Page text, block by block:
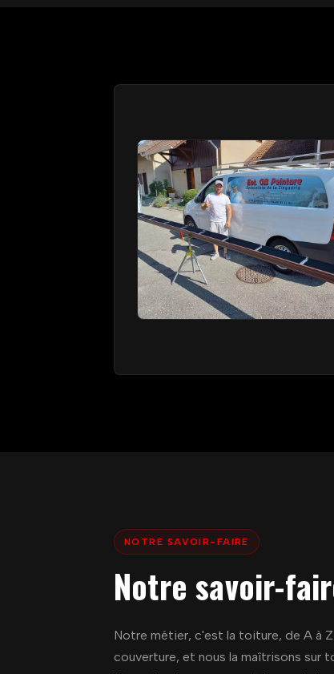
NOTRE SAVOIR-FAIRE
Notre savoir-
Notre métier, c'est la toiture, de A à
couverture, et nous la maîtrisons sur